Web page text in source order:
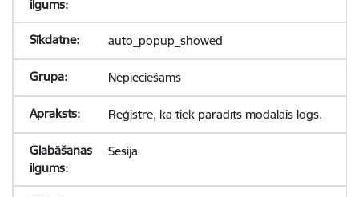
auto_popup_showed
Nepieciešams
Reģistrē, ka tiek parādīts modālais logs.
Sesija